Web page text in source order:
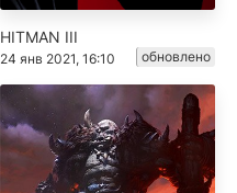
HITMAN III
24 янв 2021, 16:10 обновлено